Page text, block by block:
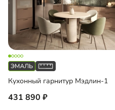
Кухонный гарнитур Мэдлин-1
431 890